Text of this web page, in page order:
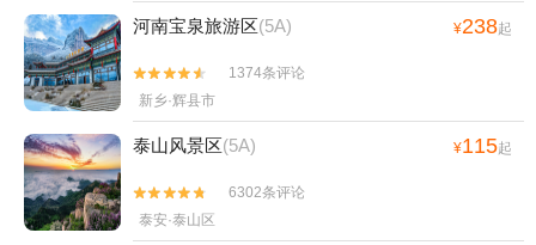
河南宝泉旅游区(5A) ¥238起


1374条评论
新乡·辉县市
泰山风景区(5A) ¥115起


6302条评论
泰安·泰山区